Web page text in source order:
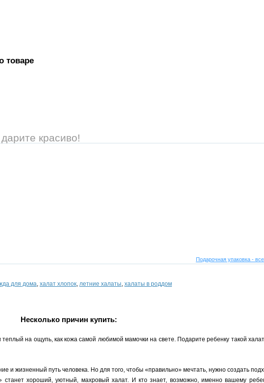
товаре
красиво!
Подарочная упаковка -
для дома, халат хлопок, летние халаты, халаты в роддом
Несколько причин купить:
на ощупь, как кожа самой любимой мамочки на свете. Подарите ребенку такой
и жизненный путь человека. Но для того, чтобы «правильно» мечтать, нужно создать
хороший, уютный, махровый халат. И кто знает, возможно, именно вашему